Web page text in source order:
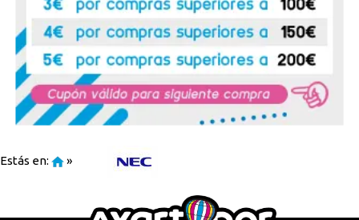
Estás en: »